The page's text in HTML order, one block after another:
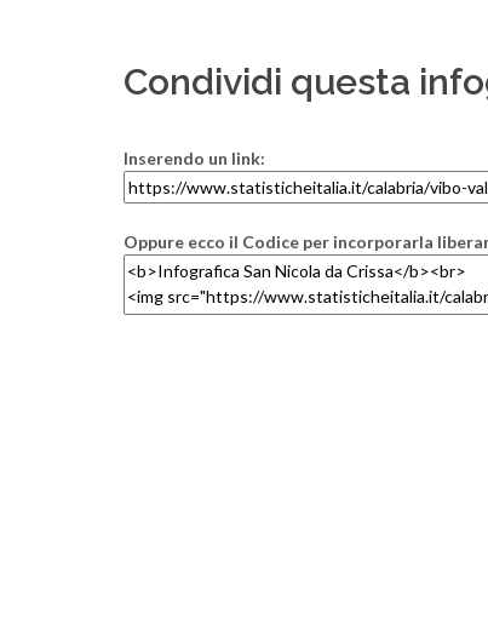
Condividi questa
Inserendo un link:
Oppure ecco il Codice per incorporarla